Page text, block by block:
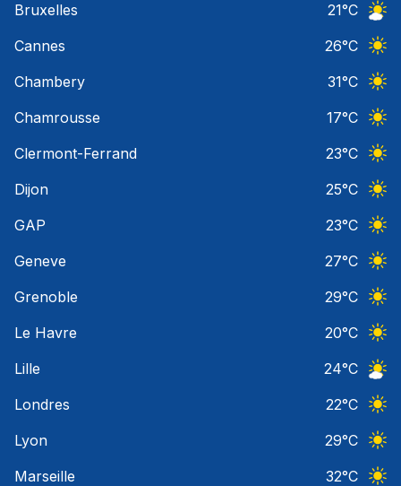
Bruxelles
21°C
Cannes
26°C
Chambery
31°C
Chamrousse
17°C
Clermont-Ferrand
23°C
Dijon
25°C
GAP
23°C
Geneve
27°C
Grenoble
29°C
Le Havre
20°C
Lille
24°C
Londres
22°C
Lyon
29°C
Marseille
32°C